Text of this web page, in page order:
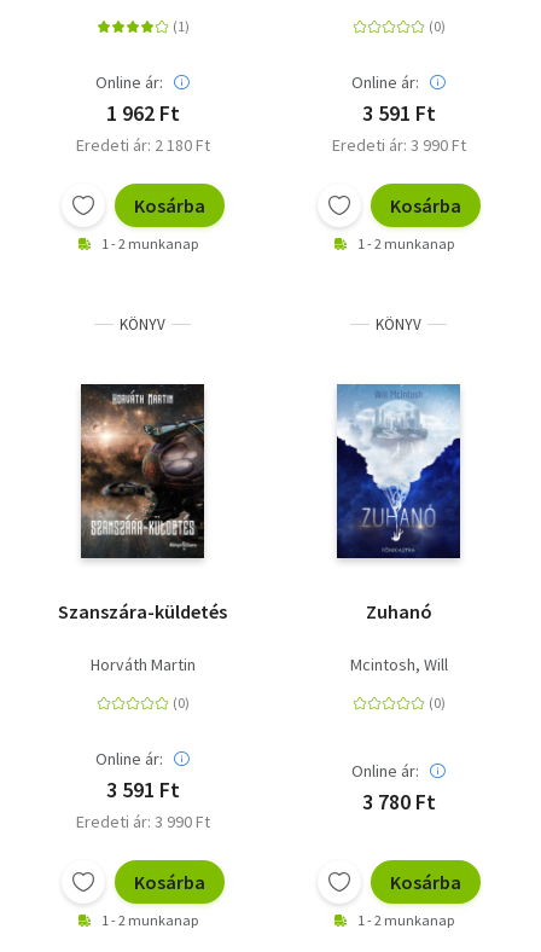
Online ár:
1 962 Ft
Eredeti ár: 2 180 Ft
Kosárba
1 - 2 munkanap
Online ár:
3 591 Ft
Eredeti ár: 3 990 Ft
Kosárba
1 - 2 munkanap
KÖNYV
Szanszára-küldetés
Horváth Martin
Online ár:
3 591 Ft
Eredeti ár: 3 990 Ft
Kosárba
1 - 2 munkanap
KÖNYV
Zuhanó
Mcintosh, Will
Online ár:
3 780 Ft
Kosárba
1 - 2 munkanap